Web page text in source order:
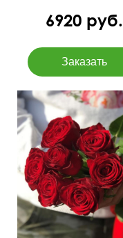
6920 руб.